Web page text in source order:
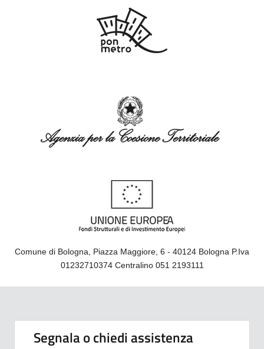
Comune di Bologna, Piazza Maggiore, 6 - 40124 Bologna P.Iva
01232710374 Centralino 051 2193111
Segnala o chiedi assistenza